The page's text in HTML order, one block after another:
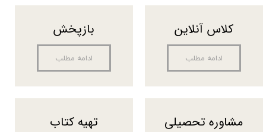
کلاس آنلاین
ادامه مطلب
بازپخش
ادامه مطلب
مشاوره تحصیلی تهیه کتاب